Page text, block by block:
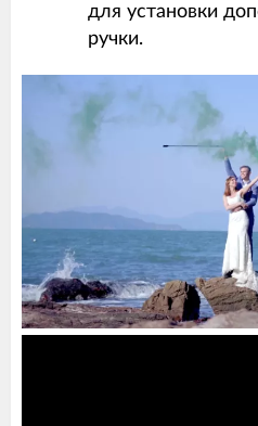
для установки
ручки.